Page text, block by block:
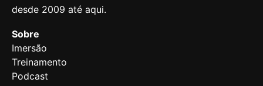
desde 2009 até aqui.
Sobre
Imersão
Treinamento
Podcast